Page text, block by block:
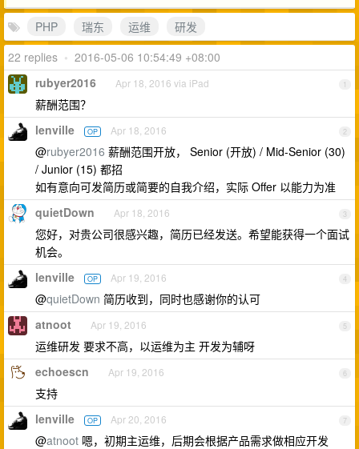
PHP 瑞东 运维
研发
22 replies • 2016-05-06 10:54:49 +08:00
1
rubyer2016 Apr 18, 2016 via iPad
薪酬范围？
2
lenville OP Apr 18, 2016
@rubyer2016 薪酬范围开放， Senior (开放) / Mid-Senior (30)
/ Junior (15) 都招
如有意向可发简历或简要的自我介绍，实际 Offer 以能力为准
3
quietDown Apr 18, 2016
您好，对贵公司很感兴趣，简历已经发送。希望能获得一个面试
机会。
4
lenville OP Apr 19, 2016
@quietDown 简历收到，同时也感谢你的认可
5
atnoot Apr 19, 2016
运维研发 要求不高，以运维为主 开发为辅呀
6
echoescn Apr 19, 2016
支持
7
lenville OP Apr 20, 2016
@atnoot 嗯，初期主运维，后期会根据产品需求做相应开发